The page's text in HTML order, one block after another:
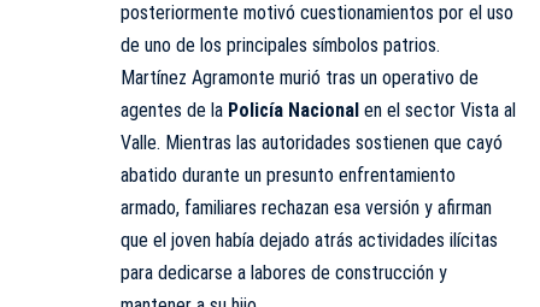
posteriormente motivó cuestionamientos por el uso
de uno de los principales símbolos patrios.
Martínez Agramonte murió tras un operativo de
agentes de la Policía Nacional en el sector Vista al
Valle. Mientras las autoridades sostienen que cayó
abatido durante un presunto enfrentamiento
armado, familiares rechazan esa versión y afirman
que el joven había dejado atrás actividades ilícitas
para dedicarse a labores de construcción y